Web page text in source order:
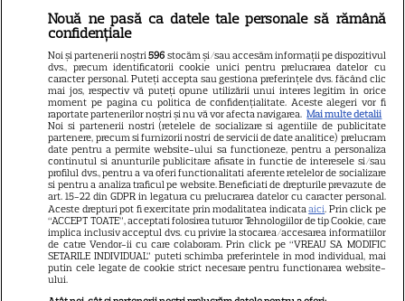
Libertatea
Libertatea pentru femei
GSP
Știri mondene
Avantaje
Elle
Unica
Retete practice
URMĂREȘTE-NE PE
Nouă ne pasă ca datele tale personale să rămână
confidențiale
Noi și partenerii noștri596 stocăm și/sau accesăm informații pe dispozitivul
dvs., precum identificatorii cookie unici pentru prelucrarea datelor cu
caracter personal. Puteți accepta sau gestiona preferințele dvs. făcând clic
mai jos, respectiv vă puteți opune utilizării unui interes legitim în orice
moment pe pagina cu politica de confidențialitate. Aceste alegeri vor fi
raportate partenerilor noștri și nu vă vor afecta navigarea. Mai multe detalii
Noi si partenerii nostri (retelele de socializare si agentiile de publicitate
partenere, precum si furnizorii nostri de servicii de date analitice) prelucram
date pentru a permite website-ului sa functioneze, pentru a personaliza
continutul si anunturile publicitare afisate in functie de interesele si/sau
profilul dvs., pentru a va oferi functionalitati aferente retelelor de socializare
si pentru a analiza traficul pe website. Beneficiati de drepturile prevazute de
art. 15-22 din GDPR in legatura cu prelucrarea datelor cu caracter personal.
Aceste drepturi pot fi exercitate prin modalitatea indicataaici. Prin click pe
“ACCEPT TOATE”, acceptati folosirea tuturor Tehnologiilor de tip Cookie, care
implica inclusiv acceptul dvs. cu privire la stocarea/accesarea informatiilor
de catre Vendor-ii cu care colaboram. Prin click pe “VREAU SA MODIFIC
SETARILE INDIVIDUAL” puteti schimba preferintele in mod individual, mai
putin cele legate de cookie strict necesare pentru functionarea website-
ului.